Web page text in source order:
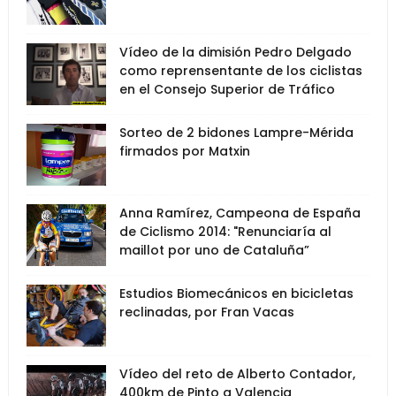
Vídeo de la dimisión Pedro Delgado
como reprensentante de los ciclistas
en el Consejo Superior de Tráfico
Sorteo de 2 bidones Lampre-Mérida
firmados por Matxin
Anna Ramírez, Campeona de España
de Ciclismo 2014: "Renunciaría al
maillot por uno de Cataluña”
Estudios Biomecánicos en bicicletas
reclinadas, por Fran Vacas
Vídeo del reto de Alberto Contador,
400km de Pinto a Valencia